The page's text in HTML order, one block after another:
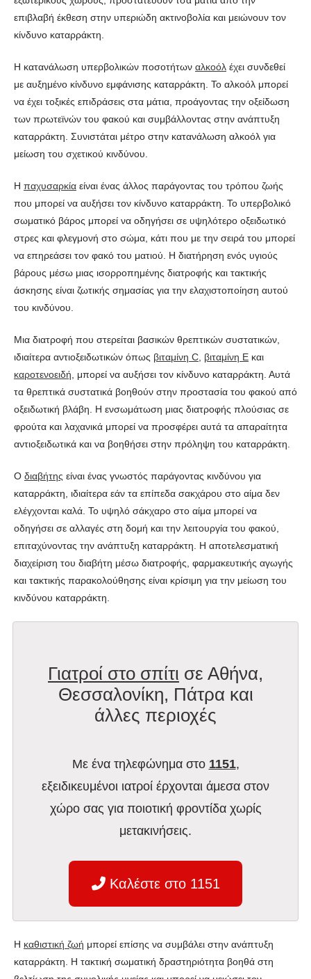
επιβλαβή έκθεση στην υπεριώδη ακτινοβολία και μειώνουν τον
κίνδυνο καταρράκτη.
Η κατανάλωση υπερβολικών ποσοτήτων αλκοόλ έχει συνδεθεί
με αυξημένο κίνδυνο εμφάνισης καταρράκτη. Το αλκοόλ μπορεί
να έχει τοξικές επιδράσεις στα μάτια, προάγοντας την οξείδωση
των πρωτεϊνών του φακού και συμβάλλοντας στην ανάπτυξη
καταρράκτη. Συνιστάται μέτρο στην κατανάλωση αλκοόλ για
μείωση του σχετικού κινδύνου.
Η παχυσαρκία είναι ένας άλλος παράγοντας του τρόπου ζωής
που μπορεί να αυξήσει τον κίνδυνο καταρράκτη. Το υπερβολικό
σωματικό βάρος μπορεί να οδηγήσει σε υψηλότερο οξειδωτικό
στρες και φλεγμονή στο σώμα, κάτι που με την σειρά του μπορεί
να επηρεάσει τον φακό του ματιού. Η διατήρηση ενός υγιούς
βάρους μέσω μιας ισορροπημένης διατροφής και τακτικής
άσκησης είναι ζωτικής σημασίας για την ελαχιστοποίηση αυτού
του κινδύνου.
Μια διατροφή που στερείται βασικών θρεπτικών συστατικών,
ιδιαίτερα αντιοξειδωτικών όπως βιταμίνη C βιταμίνη Ε και
καροτενοειδή , μπορεί να αυξήσει τον κίνδυνο καταρράκτη. Αυτά
τα θρεπτικά συστατικά βοηθούν στην προστασία του φακού από
οξειδωτική βλάβη. Η ενσωμάτωση μιας διατροφής πλούσιας σε
φρούτα και λαχανικά μπορεί να προσφέρει αυτά τα απαραίτητα
αντιοξειδωτικά και να βοηθήσει στην πρόληψη του καταρράκτη.
Ο διαβήτης είναι ένας γνωστός παράγοντας κινδύνου για
καταρράκτη, ιδιαίτερα εάν τα επίπεδα σακχάρου στο αίμα δεν
ελέγχονται καλά. Το υψηλό σάκχαρο στο αίμα μπορεί να
οδηγήσει σε αλλαγές στη δομή και την λειτουργία του φακού,
επιταχύνοντας την ανάπτυξη καταρράκτη. Η αποτελεσματική
διαχείριση του διαβήτη μέσω διατροφής, φαρμακευτικής αγωγής
και τακτικής παρακολούθησης είναι κρίσιμη για την μείωση του
κινδύνου καταρράκτη.
Γιατροί στο σπίτι σε Αθήνα,
Θεσσαλονίκη, Πάτρα και
άλλες περιοχές
Με ένα τηλεφώνημα στο 1151,
εξειδικευμένοι ιατροί έρχονται άμεσα στον
χώρο σας για ποιοτική φροντίδα χωρίς
μετακινήσεις.
Καλέστε στο 1151
Η καθιστική ζωή μπορεί επίσης να συμβάλει στην ανάπτυξη
καταρράκτη. Η τακτική σωματική δραστηριότητα βοηθά στη